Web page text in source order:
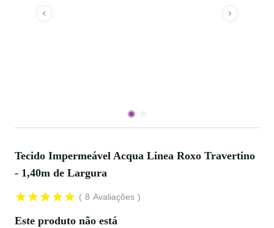
Tecido Impermeável Acqua Linea Roxo Travertino
- 1,40m de Largura
8 Avaliações
Este produto não está